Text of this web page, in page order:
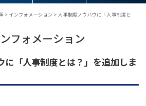
> インフォメーション > 人事制度ノウハウに「人事制度と
フォメーション
に「人事制度とは？」を追加しま